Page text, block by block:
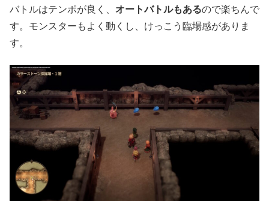
バトルはテンポが良く、 オートバトルもあるので楽ちんで
す。モンスターもよく動くし、けっこう臨場感がありま
す。